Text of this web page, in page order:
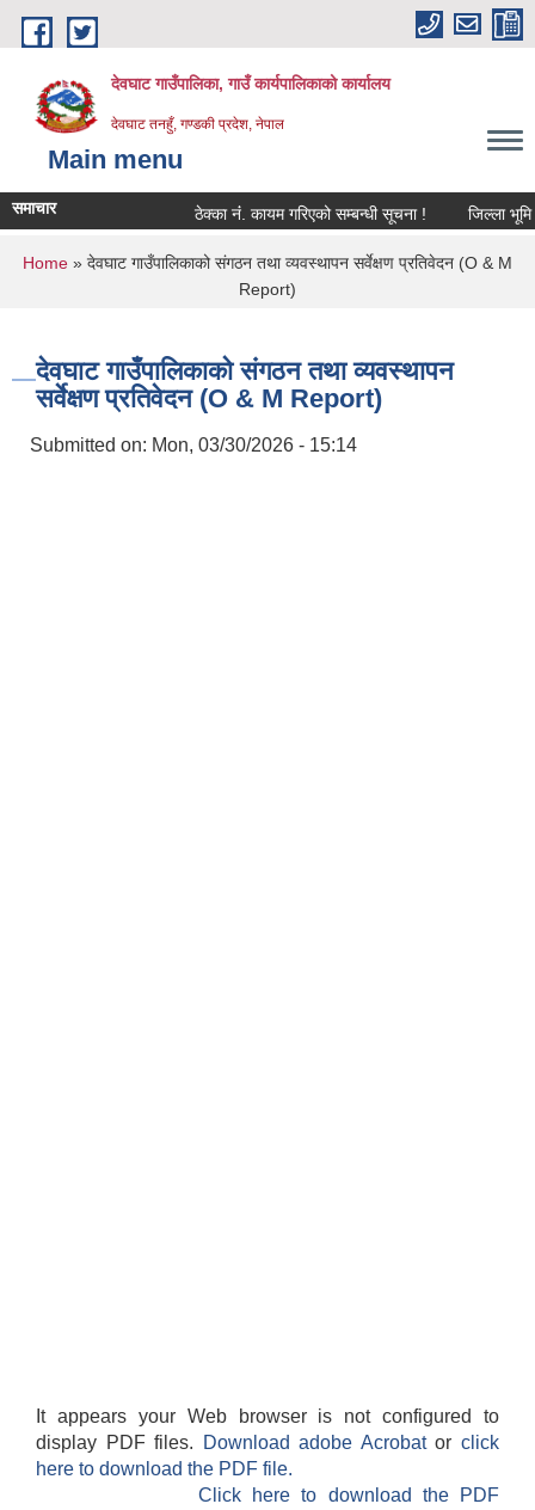
Skip to main content
देवघाट गाउँपालिका, गाउँ कार्यपालिकाको कार्यालय
देवघाट तनहुँ, गण्डकी प्रदेश, नेपाल
Main menu
समाचार ठेक्का नंं. कायम गरिएको सम्बन्धी सूचना ! जिल्ला भूमि
You are here
Home » देवघाट गाउँपालिकाको संगठन तथा व्यवस्थापन सर्वेक्षण प्रतिवेदन (O & M
Report)
देवघाट गाउँपालिकाको संगठन तथा व्यवस्थापन
सर्वेक्षण प्रतिवेदन (O & M Report)
Submitted on: Mon, 03/30/2026 - 15:14
It appears your Web browser is not configured to
display PDF files.
Download adobe Acrobatorclick
here to download the PDF file.
Click here to download the PDF